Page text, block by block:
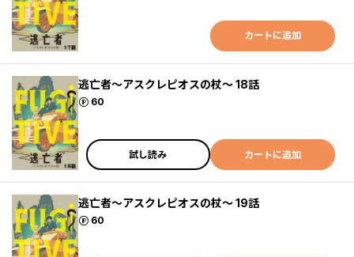
カートに追加
逃亡者～アスクレピオスの杖～ 18話
60
ポイント
試し読み カートに追加
逃亡者～アスクレピオスの杖～ 19話
60
ポイント